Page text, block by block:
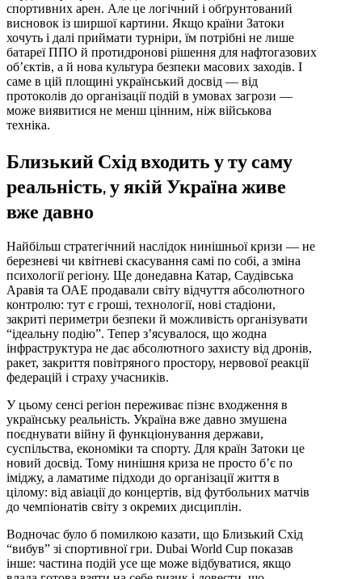
спортивних арен. Але це логічний і обґрунтований
висновок із ширшої картини. Якщо країни Затоки
хочуть і далі приймати турніри, їм потрібні не лише
батареї ППО й протидронові рішення для нафтогазових
об’єктів, а й нова культура безпеки масових заходів. І
саме в цій площині український досвід — від
протоколів до організації подій в умовах загрози —
може виявитися не менш цінним, ніж військова
техніка.
Близький Схід входить у ту саму
реальність, у якій Україна живе
вже давно
Найбільш стратегічний наслідок нинішньої кризи — не
березневі чи квітневі скасування самі по собі, а зміна
психології регіону. Ще донедавна Катар, Саудівська
Аравія та ОАЕ продавали світу відчуття абсолютного
контролю: тут є гроші, технології, нові стадіони,
закриті периметри безпеки й можливість організувати
“ідеальну подію”. Тепер з’ясувалося, що жодна
інфраструктура не дає абсолютного захисту від дронів,
ракет, закриття повітряного простору, нервової реакції
федерацій і страху учасників.
У цьому сенсі регіон переживає пізнє входження в
українську реальність. Україна вже давно змушена
поєднувати війну й функціонування держави,
суспільства, економіки та спорту. Для країн Затоки це
новий досвід. Тому нинішня криза не просто б’є по
іміджу, а ламатиме підходи до організації життя в
цілому: від авіації до концертів, від футбольних матчів
до чемпіонатів світу з окремих дисциплін.
Водночас було б помилкою казати, що Близький Схід
“вибув” зі спортивної гри. Dubai World Cup показав
інше: частина подій усе ще може відбуватися, якщо